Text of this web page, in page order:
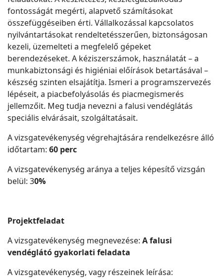
fontosságát megérti, alapvető számításokat
összefüggéseiben érti. Vállalkozással kapcsolatos
nyilvántartásokat rendeltetésszerűen, biztonságosan
kezeli, üzemelteti a megfelelő gépeket
berendezéseket. A kéziszerszámok, használatát – a
munkabiztonsági és higiéniai előírások betartásával –
készség szinten elsajátítja. Ismeri a programszervezés
lépéseit, a piacbefolyásolás és piacmegismerés
jellemzőit. Meg tudja nevezni a falusi vendéglátás
speciális elvárásait, szolgáltatásait.
A vizsgatevékenység végrehajtására rendelkezésre álló
időtartam: 60 perc
A vizsgatevékenység aránya a teljes képesítő vizsgán
belül: 30%
Projektfeladat
A vizsgatevékenység megnevezése: A falusi
vendéglátó gyakorlati feladata
A vizsgatevékenység, vagy részeinek leírása: